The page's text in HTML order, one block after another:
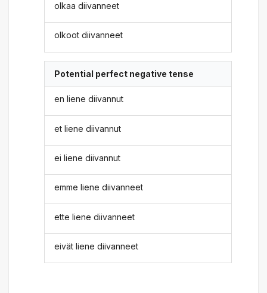
olkaa diivanneet
olkoot diivanneet
Potential perfect negative tense
en liene diivannut
et liene diivannut
ei liene diivannut
emme liene diivanneet
ette liene diivanneet
eivät liene diivanneet